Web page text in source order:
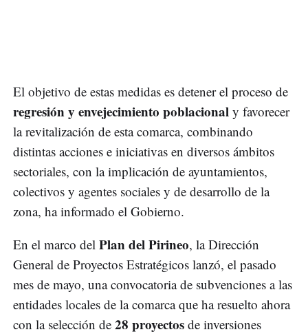
El objetivo de estas medidas es detener el proceso de
regresión y envejecimiento poblacional y favorecer
la revitalización de esta comarca, combinando
distintas acciones e iniciativas en diversos ámbitos
sectoriales, con la implicación de ayuntamientos,
colectivos y agentes sociales y de desarrollo de la
zona, ha informado el Gobierno.
En el marco del Plan del Pirineo, la Dirección
General de Proyectos Estratégicos lanzó, el pasado
mes de mayo, una convocatoria de subvenciones a las
entidades locales de la comarca que ha resuelto ahora
con la selección de 28 proyectos de inversiones